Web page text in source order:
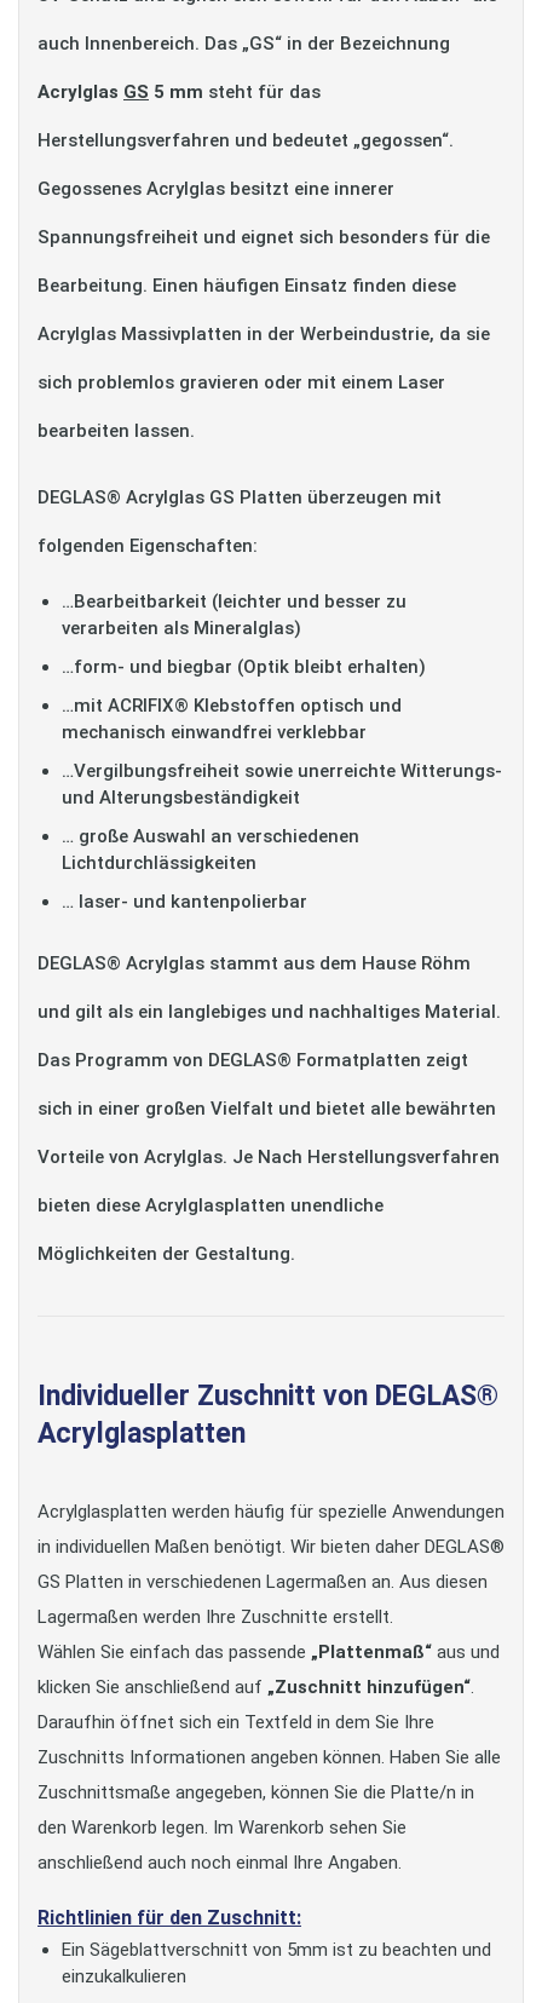
auch Innenbereich. Das „GS“ in der Bezeichnung
Acrylglas GS 5 mm steht für das
Herstellungsverfahren und bedeutet „gegossen“.
Gegossenes Acrylglas besitzt eine innerer
Spannungsfreiheit und eignet sich besonders für die
Bearbeitung. Einen häufigen Einsatz finden diese
Acrylglas Massivplatten in der Werbeindustrie, da sie
sich problemlos gravieren oder mit einem Laser
bearbeiten lassen.
DEGLAS® Acrylglas GS Platten überzeugen mit
folgenden Eigenschaften:
…Bearbeitbarkeit (leichter und besser zu
verarbeiten als Mineralglas)
…form- und biegbar (Optik bleibt erhalten)
…mit ACRIFIX® Klebstoffen optisch und
mechanisch einwandfrei verklebbar
…Vergilbungsfreiheit sowie unerreichte Witterungs-
und Alterungsbeständigkeit
… große Auswahl an verschiedenen
Lichtdurchlässigkeiten
… laser- und kantenpolierbar
DEGLAS® Acrylglas stammt aus dem Hause Röhm
und gilt als ein langlebiges und nachhaltiges Material.
Das Programm von DEGLAS® Formatplatten zeigt
sich in einer großen Vielfalt und bietet alle bewährten
Vorteile von Acrylglas. Je Nach Herstellungsverfahren
bieten diese Acrylglasplatten unendliche
Möglichkeiten der Gestaltung.
Individueller Zuschnitt von DEGLAS®
Acrylglasplatten
Acrylglasplatten werden häufig für spezielle Anwendungen
in individuellen Maßen benötigt. Wir bieten daher DEGLAS®
GS Platten in verschiedenen Lagermaßen an. Aus diesen
Lagermaßen werden Ihre Zuschnitte erstellt.
Wählen Sie einfach das passende „Plattenmaß“ aus und
klicken Sie anschließend auf „Zuschnitt hinzufügen“.
Daraufhin öffnet sich ein Textfeld in dem Sie Ihre
Zuschnitts Informationen angeben können. Haben Sie alle
Zuschnittsmaße angegeben, können Sie die Platte/n in
den Warenkorb legen. Im Warenkorb sehen Sie
anschließend auch noch einmal Ihre Angaben.
Richtlinien für den Zuschnitt:
Ein Sägeblattverschnitt von 5mm ist zu beachten und
einzukalkulieren